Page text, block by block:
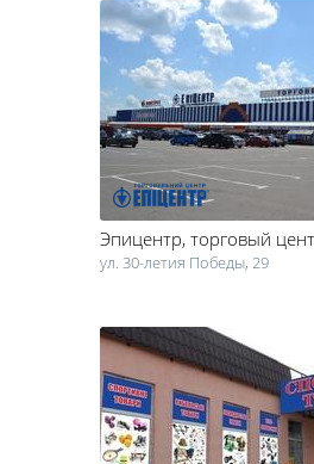
только высококачественную
долгожданный отпуск не
чем купить спортивные товары в
туристическое снаряжение и
ознакомьтесь с ассортиментом,
Здесь можно найти все
начиная от мячей и тренажеров и
кемпинга и термобельем. Если вы
путешествие, проверьте, все ли
времяпровождения у вас есть.
возможные варианты развития
Эпицентр, торговый
ул. 30-летия Победы, 29